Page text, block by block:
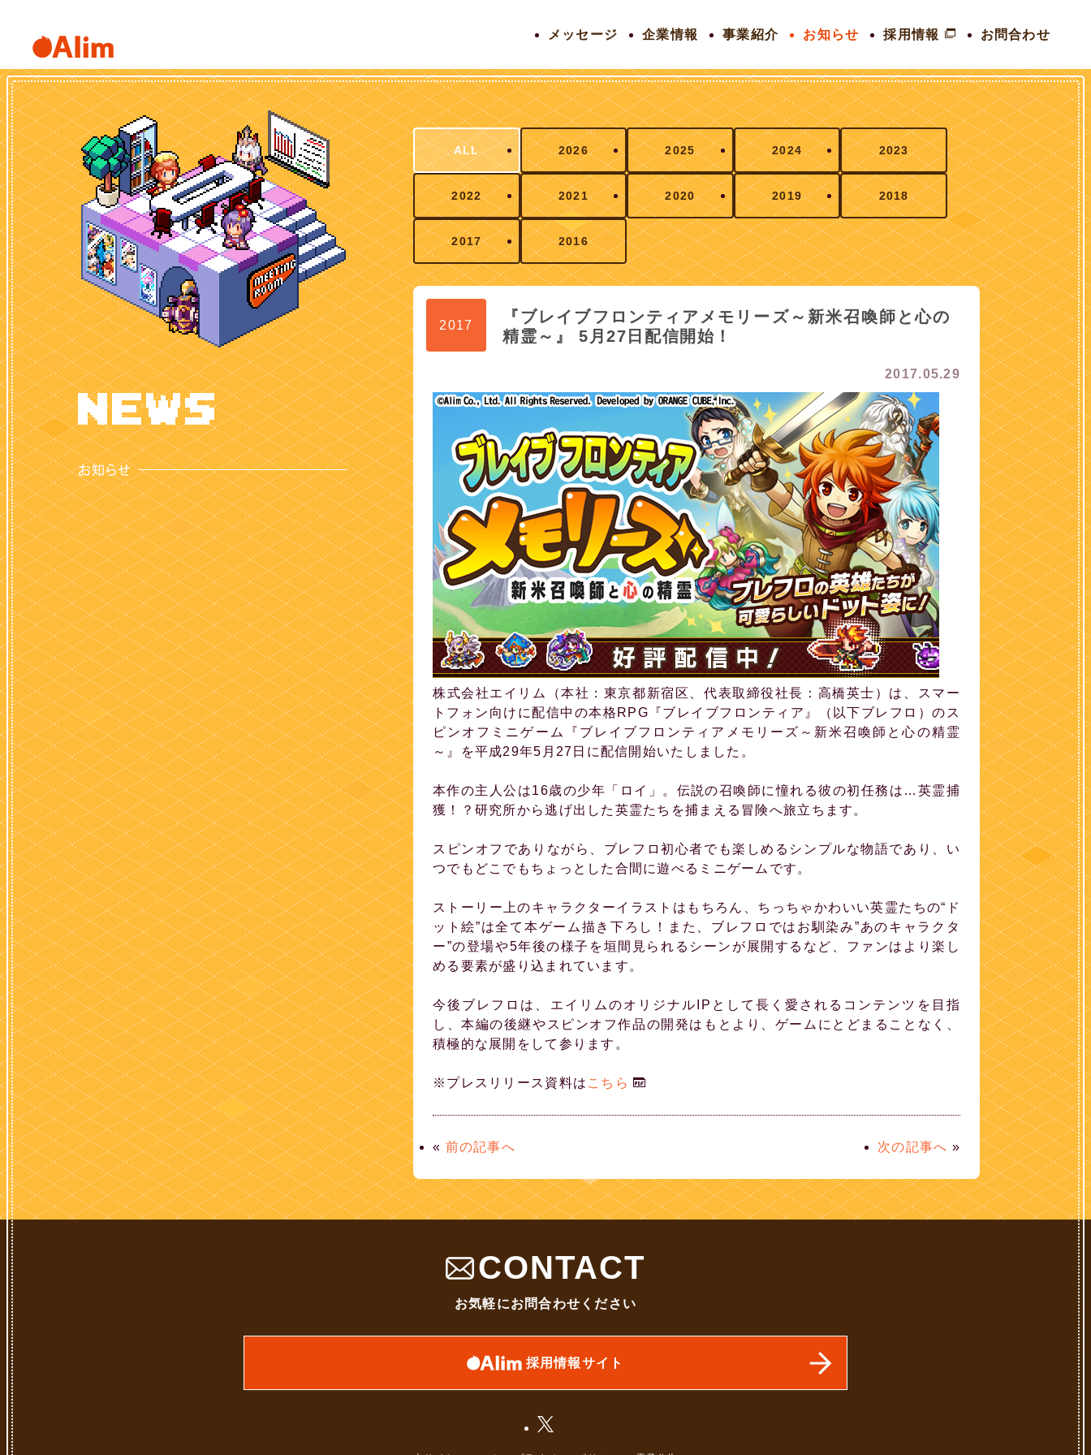
メッセージ 企業情報 事業紹介 お知らせ 採用情報 お問合わせ
ALL 2026 2025 2024 2023
2022 2021 2020 2019 2018
2017 2016
2017
『ブレイブフロンティアメモリーズ～新米召喚師と心の
精霊～』 5月27日配信開始！
2017.05.29
株式会社エイリム（本社：東京都新宿区、代表取締役社長：高橋英士）は、スマー
トフォン向けに配信中の本格RPG『ブレイブフロンティア』（以下ブレフロ）のス
ピンオフミニゲーム『ブレイブフロンティアメモリーズ～新米召喚師と心の精霊
～』を平成29年5月27日に配信開始いたしました。
本作の主人公は16歳の少年「ロイ」。伝説の召喚師に憧れる彼の初任務は…英霊捕
獲！？研究所から逃げ出した英霊たちを捕まえる冒険へ旅立ちます。
スピンオフでありながら、ブレフロ初心者でも楽しめるシンプルな物語であり、い
つでもどこでもちょっとした合間に遊べるミニゲームです。
ストーリー上のキャラクターイラストはもちろん、ちっちゃかわいい英霊たちの“ド
ット絵”は全て本ゲーム描き下ろし！また、ブレフロではお馴染み”あのキャラクタ
ー”の登場や5年後の様子を垣間見られるシーンが展開するなど、ファンはより楽し
める要素が盛り込まれています。
今後ブレフロは、エイリムのオリジナルIPとして長く愛されるコンテンツを目指
し、本編の後継やスピンオフ作品の開発はもとより、ゲームにとどまることなく、
積極的な展開をして参ります。
※プレスリリース資料は こちら
« 前の記事へ 次の記事へ »
CONTACT
お気軽にお問合わせください
採用情報サイト